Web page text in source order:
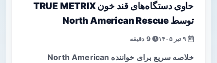
حاوی دستگاه‌های قند خون TRUE METRIX
توسط North American Rescue
9 دقیقه
خلاصه سریع برای خواننده North American